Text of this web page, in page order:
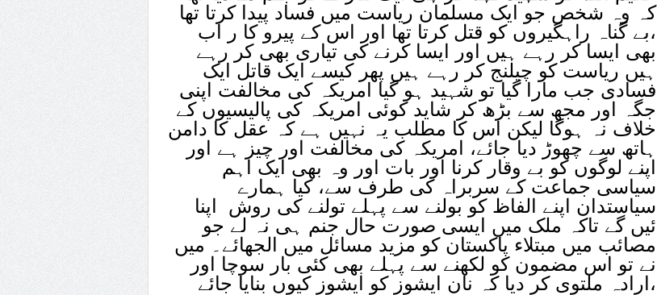
کہ وہ شخص جو ایک مسلمان ریاست میں فساد پیدا کرتا تھا
،بے گناہ راہگیروں کو قتل کرتا تھا اور اس کے پیرو کا ر اب
بھی ایسا کر رہے ہیں اور ایسا کرنے کی تیاری بھی کر رہے
ہیں ریاست کو چیلنج کر رہے ہیں پھر کیسے ایک قاتل ایک
فسادی جب مارا گیا تو شہید ہو گیا امریکہ کی مخالفت اپنی
جگہ اور مجھ سے بڑھ کر شاید کوئی امریکہ کی پالیسیوں کے
خلاف نہ ہوگا لیکن اس کا مطلب یہ نہیں ہے کہ عقل کا دامن
ہاتھ سے چھوڑ دیا جائے، امریکہ کی مخالفت اور چیز ہے اور
اپنے لوگوں کو بے وقار کرنا اور بات اور وہ بھی ایک اہم
سیاسی جماعت کے سربراہ کی طرف سے، کیا ہمارے
سیاستدان اپنے الفاظ کو بولنے سے پہلے تولنے کی روش اپنا
ئیں گے تاکہ ملک میں ایسی صورت حال جنم ہی نہ لے جو
مصائب میں مبتلاء پاکستان کو مزید مسائل میں الجھائے۔ میں
نے تو اس مضمون کو لکھنے سے پہلے بھی کئی بار سوچا اور
ارادہ ملتوی کر دیا کہ نان ایشوز کو ایشوز کیوں بنایا جائے،